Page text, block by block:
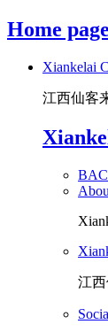
Home page
Xiankelai
江西仙客
江